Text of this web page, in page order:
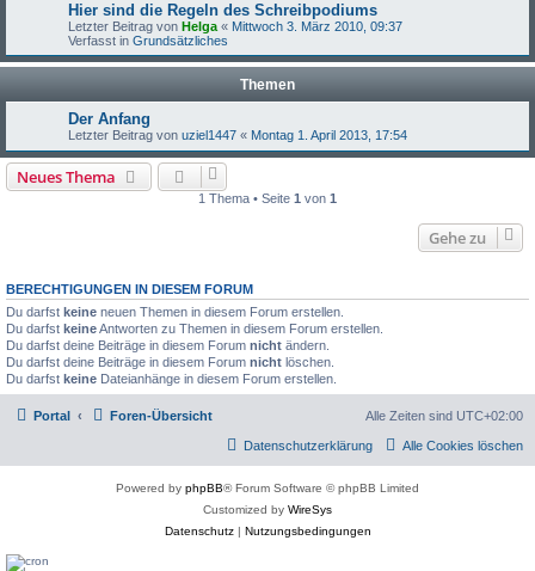
Hier sind die Regeln des Schreibpodiums
Letzter Beitrag von Helga « Mittwoch 3. März 2010, 09:37
Verfasst in Grundsätzliches
Themen
Der Anfang
Letzter Beitrag von uziel1447 « Montag 1. April 2013, 17:54
Neues Thema
1 Thema • Seite 1 von 1
Gehe zu
BERECHTIGUNGEN IN DIESEM FORUM
Du darfst keine neuen Themen in diesem Forum erstellen.
Du darfst keineAntworten zu Themen in diesem Forum erstellen.
Du darfst deine Beiträge in diesem Forum nicht ändern.
Du darfst deine Beiträge in diesem Forum nicht löschen.
Du darfst keine Dateianhänge in diesem Forum erstellen.
Portal Foren-Übersicht Alle Zeiten sind UTC+02:00
Alle Cookies löschen
Datenschutzerklärung
Powered by phpBB® Forum Software © phpBB Limited
Customized by WireSys
Datenschutz| Nutzungsbedingungen